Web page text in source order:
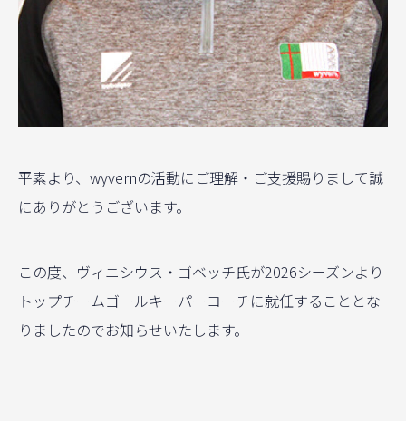
平素より、wyvernの活動にご理解・ご支援賜りまして誠
にありがとうございます。
この度、ヴィニシウス・ゴベッチ氏が2026シーズンより
トップチームゴールキーパーコーチに就任することとな
りましたのでお知らせいたします。